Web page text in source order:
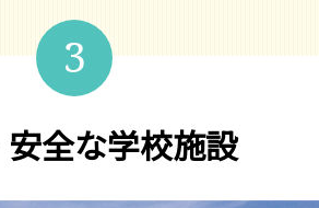
3
全な学校施設